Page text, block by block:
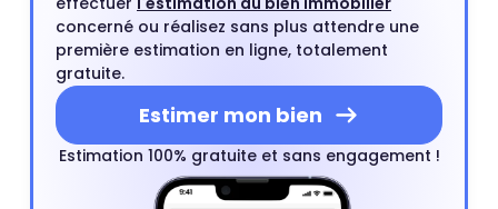
concerné ou réalisez sans plus attendre une
première estimation en ligne, totalement
gratuite.
Estimer mon bien
Estimation 100% gratuite et sans engagement !